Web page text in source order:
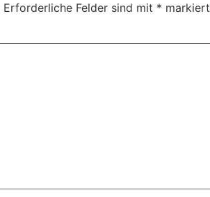
Erforderliche Felder sind mit * markiert